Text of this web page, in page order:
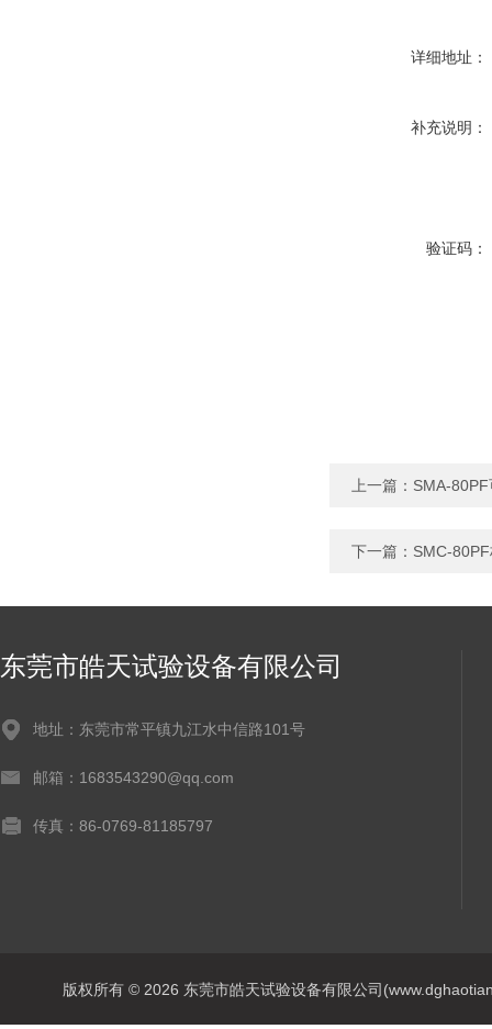
详细地址：
补充说明：
验证码：
上一篇： SMA-
下一篇： SMC-
东莞市皓天试验设备有限公司
地址：东莞市常平镇九江水中信路101号
邮箱：1683543290@qq.com
传真：86-0769-81185797
版权所有 © 2026 东莞市皓天试验设备有限公司